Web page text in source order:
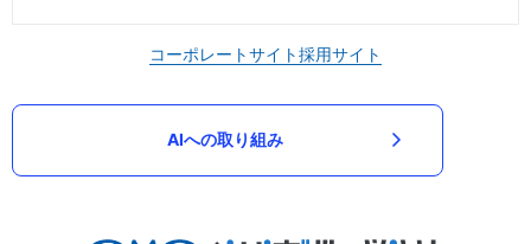
コーポレートサイト採用サイト
AIへの取り組み